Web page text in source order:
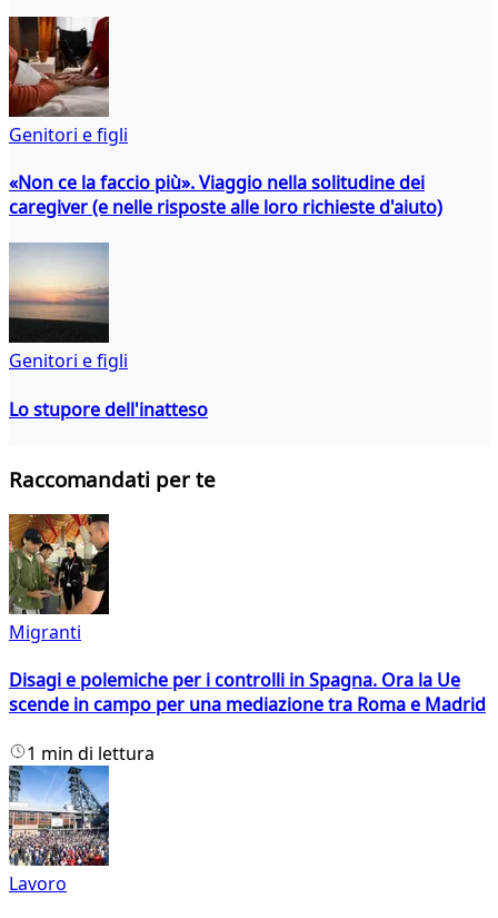
Genitori e figli
«Non ce la faccio più». Viaggio nella solitudine dei
caregiver (e nelle risposte alle loro richieste d'aiuto)
Genitori e figli
Lo stupore dell'inatteso
Raccomandati per te
Migranti
Disagi e polemiche per i controlli in Spagna. Ora la Ue
scende in campo per una mediazione tra Roma e Madrid
1 min di lettura
Lavoro